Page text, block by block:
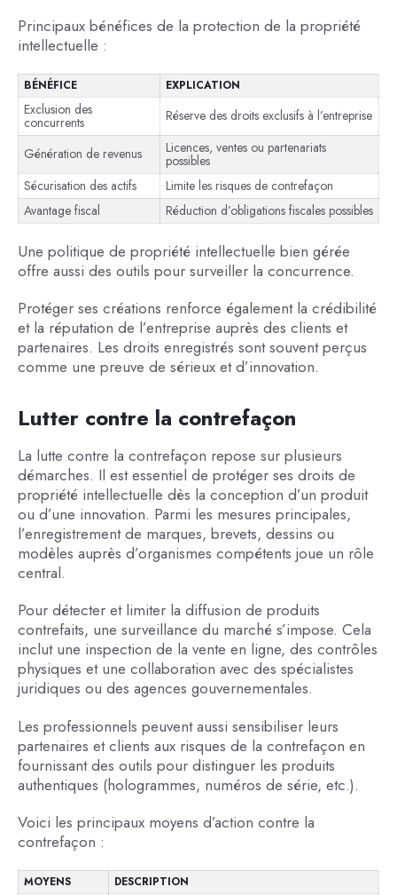
Principaux bénéfices de la protection de la propriété
intellectuelle :
BÉNÉFICE EXPLICATION
Exclusion des
concurrents Réserve des droits exclusifs à l’entreprise
Génération de revenus Licences, ventes ou partenariats
possibles
Sécurisation des actifs
Limite les risques de contrefaçon
Avantage fiscal
Réduction d’obligations fiscales possibles
Une politique de propriété intellectuelle bien gérée
offre aussi des outils pour surveiller la concurrence.
Protéger ses créations renforce également la crédibilité
et la réputation de l’entreprise auprès des clients et
partenaires. Les droits enregistrés sont souvent perçus
comme une preuve de sérieux et d’innovation.
Lutter contre la contrefaçon
La lutte contre la contrefaçon repose sur plusieurs
démarches. Il est essentiel de protéger ses droits de
propriété intellectuelle dès la conception d’un produit
ou d’une innovation. Parmi les mesures principales,
l’enregistrement de marques, brevets, dessins ou
modèles auprès d’organismes compétents joue un rôle
central.
Pour détecter et limiter la diffusion de produits
contrefaits, une surveillance du marché s’impose. Cela
inclut une inspection de la vente en ligne, des contrôles
physiques et une collaboration avec des spécialistes
juridiques ou des agences gouvernementales.
Les professionnels peuvent aussi sensibiliser leurs
partenaires et clients aux risques de la contrefaçon en
fournissant des outils pour distinguer les produits
authentiques (hologrammes, numéros de série, etc.).
Voici les principaux moyens d’action contre la
contrefaçon :
MOYENS DESCRIPTION